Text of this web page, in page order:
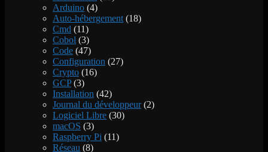
Arduino (4)
Auto-hébergement (18)
Cmd (11)
Cobol (3)
Code (47)
Configuration (27)
Crypto (16)
GCP(3)
Installation (42)
Journal du développeur(2)
Logiciel Libre (30)
macOS (3)
Raspberry Pi (11)
Réseau (8)